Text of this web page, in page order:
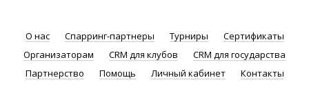
О нас Спарринг-партнеры Турниры
Сертификаты
Организаторам
CRM для клубов
CRM для государства
Партнерство
Помощь Личный кабинет Контакты